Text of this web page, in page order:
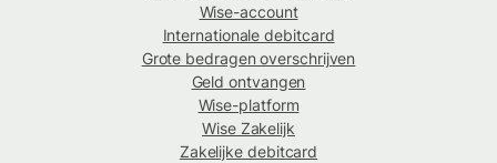
Wise-account
Internationale debitcard
Grote bedragen overschrijven
Geld ontvangen
Wise-platform
Wise Zakelijk
Zakelijke debitcard